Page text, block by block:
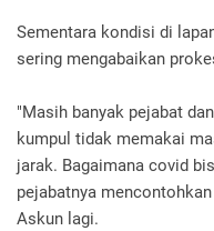
Sementara kondisi di
sering mengabaikan
"Masih banyak pejabat
kumpul tidak memakai
jarak. Bagaimana covid
pejabatnya
Askun lagi.